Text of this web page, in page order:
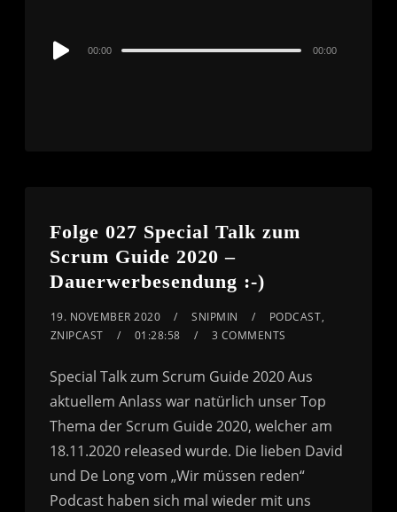
Audio
00:00 00:00
Folge 027 Special Talk zum
Scrum Guide 2020 –
Dauerwerbesendung :-)
19. NOVEMBER 2020 SNIPMIN PODCAST,
ZNIPCAST
01:28:58 3 COMMENTS
Special Talk zum Scrum Guide 2020 Aus
aktuellem Anlass war natürlich unser Top
Thema der Scrum Guide 2020, welcher am
18.11.2020 released wurde. Die lieben David
und De Long vom „Wir müssen reden“
Podcast haben sich mal wieder mit uns